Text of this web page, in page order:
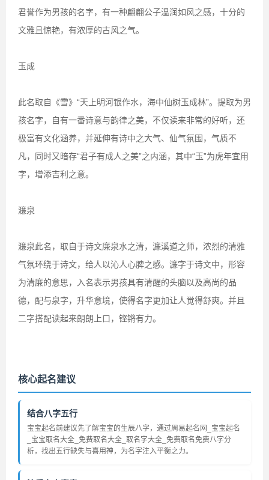
君誉作为男孩的名字，有一种翩翩公子温润如风之感，十分的
文雅且惊艳，有浓厚的古风之气。
玉成
此名取自《雪》“天上明河银作水，海中仙树玉成林”。提取为男
孩名字，自有一番诗意与韵律之美，不仅读来非常的好听，还
极富有文化涵养，并延伸有诗中之大气、仙气氛围，气质不
凡，同时又暗存“君子有成人之美”之内涵，其中“玉”为虎年宜用
字，增添吉利之意。
濂泉
濂泉此名，取自于诗文廉泉水之清，濂溪道之师，浓烈的清雅
气氛环绕于诗文，给人以沁人心脾之感。濂字于诗文中，形容
为清廉的意思，入名表示男孩具有清醒的头脑以及高尚的品
德，配与泉字，升华意境，使得名字更加让人觉得舒爽。并且
二字搭配读起来朗朗上口，铿锵有力。
核心起名建议
结合八字五行
宝宝起名前建议先了解宝宝的生辰八字，通过周易起名网_宝宝起名
_宝宝取名大全_免费取名大全_取名字大全_免费取名免费八字分
析，找出五行缺失与喜用神，为名字注入平衡之力。